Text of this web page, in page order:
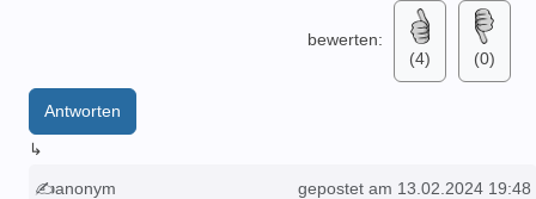
bewerten:
(4)
(0)
Antworten
↳
✍anonym gepostet am 13.02.2024 19:48